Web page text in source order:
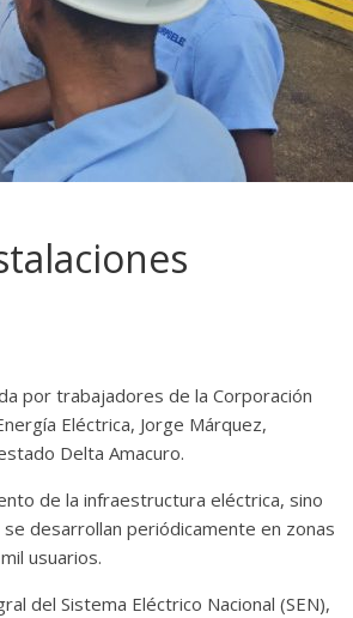
por trabajadores de la Corporación
Eléctrica, Jorge Márquez,
Delta Amacuro.
de la infraestructura eléctrica, sino
desarrollan periódicamente en zonas
usuarios.
del Sistema Eléctrico Nacional (SEN),